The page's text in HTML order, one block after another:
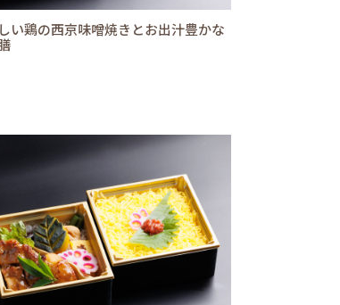
い鶏の西京味噌焼きとお出汁豊かな